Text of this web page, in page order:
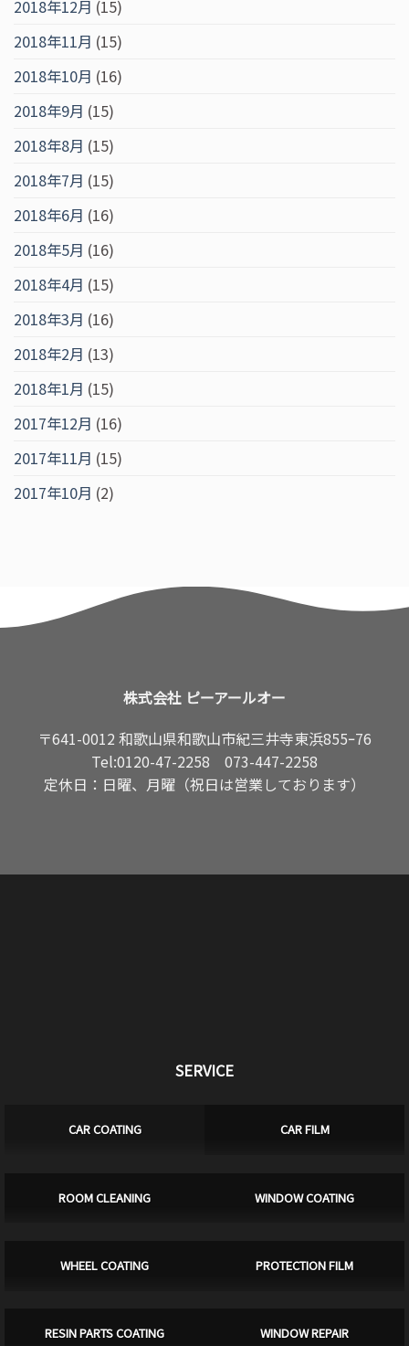
2018年12月 (15)
2018年11月 (15)
2018年10月 (16)
2018年9月 (15)
2018年8月 (15)
2018年7月 (15)
2018年6月 (16)
2018年5月 (16)
2018年4月 (15)
2018年3月 (16)
2018年2月 (13)
2018年1月 (15)
2017年12月 (16)
2017年11月 (15)
2017年10月 (2)
株式会社 ピーアールオー
〒641-0012 和歌山県和歌山市紀三井寺東浜855ｰ76
Tel:0120-47-2258
073-447-2258
定休日：日曜、月曜（祝日は営業しております）
SERVICE
CAR COATING CAR FILM
ROOM CLEANING WINDOW COATING
WHEEL COATING PROTECTION FILM
RESIN PARTS COATING WINDOW REPAIR